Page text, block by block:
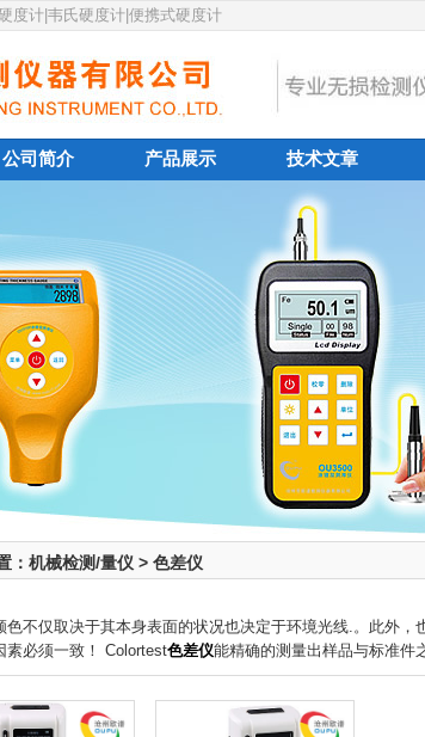
度计|韦氏硬度计|便携式硬度计
公司简介 产品展示 技术文章
： 机械检测/量仪 > 色差仪
色不仅取决于其本身表面的状况也决定于环境光线.。此外
素必须一致！ Colortest色差仪能精确的测量出样品与标准件